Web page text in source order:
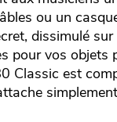
ou un
dissimulé
pour vos objets
Classic est